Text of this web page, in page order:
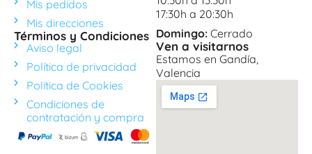
Mis pedidos
Mis direcciones
Términos y Condiciones
Aviso legal
Política de privacidad
Política de Cookies
Condiciones de
contratación y compra
17:30h a 20:30h
Domingo: Cerrado
Ven a visitarnos
Estamos en Gandía,
Valencia